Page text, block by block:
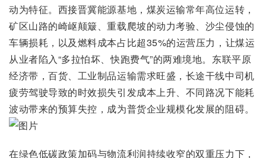
动为特征。西接晋冀能源基地，煤炭运输常年高位运转，
矿区山路的崎岖颠簸、重载爬坡的动力考验、沙尘侵蚀的
车辆损耗，以及燃料成本占比超35%的运营压力，让煤运
从业者陷入“多拉怕坏、快跑费气”的两难境地。东联平原
经济带，百货、工业制品运输需求旺盛，长途干线中司机
疲劳驾驶导致的时效损失引发成本上升、不同路况下能耗
波动带来的预算失控，成为普货企业规模化发展的阻碍。
在绿色低碳政策加码与物流利润持续收窄的双重压力下，